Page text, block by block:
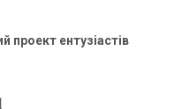
проект ентузіастів